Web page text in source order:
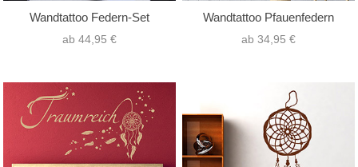
Wandtattoo Federn-Set
ab 44,95 €
Wandtattoo Pfauenfedern
ab 34,95 €